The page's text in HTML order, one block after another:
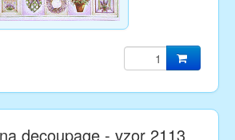
decoupage - vzor 2113